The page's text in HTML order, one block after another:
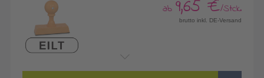
ab 9,65 €/Stck.
brutto inkl. DE-Versand